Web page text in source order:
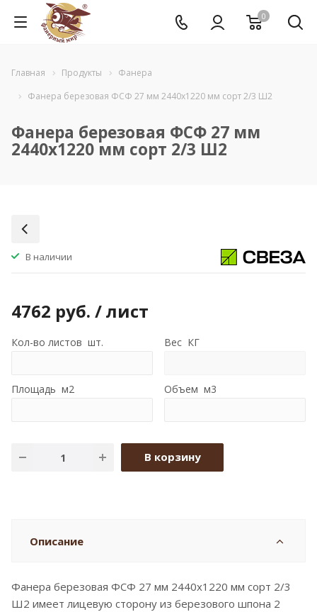
0
Главная Продукты
Фанера
Фанера березовая ФСФ 27 мм 2440x1220 мм сорт 2/3 Ш2
Фанера березовая ФСФ 27 мм
2440x1220 мм сорт 2/3 Ш2
В наличии
4762 руб. / лист
Кол-во листов шт. Вес КГ
Площадь м2 Объем м3
В корзину
Описание
Фанера березовая ФСФ 27 мм 2440x1220 мм сорт 2/3
Ш2 имеет лицевую сторону из березового шпона 2